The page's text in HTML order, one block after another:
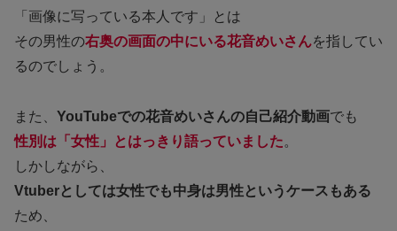
「画像に写っている本人です」とは
その男性の右奥の画面の中にいる花音めいさんを指してい
るのでしょう。
また、 YouTubeでの花音めいさんの自己紹介動画でも
性別は「女性」とはっきり語っていました。
しかしながら、
Vtuberとしては女性でも中身は男性というケースもある
ため、